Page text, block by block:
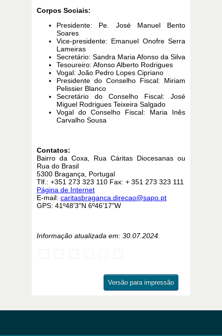
Corpos Sociais:
Presidente: Pe. José Manuel Bento
Soares
Vice-presidente: Emanuel Onofre Serra
Lameiras
Secretário: Sandra Maria Afonso da Silva
Tesoureiro: Afonso Alberto Rodrigues
Vogal: João Pedro Lopes Cipriano
Presidente do Conselho Fiscal: Miriam
Pelissier Blanco
Secretário do Conselho Fiscal: José
Miguel Rodrigues Teixeira Salgado
Vogal do Conselho Fiscal: Maria Inês
Carvalho Sousa
Contatos:
Bairro da Coxa, Rua Cáritas Diocesanas ou
Rua do Brasil
5300 Bragança, Portugal
Tlf.: +351 273 323 110 Fax: + 351 273 323 111
Página de Internet
E-mail: caritasbraganca.direcao@sapo.pt
GPS: 41º48'3"N 6º46'17"W
Informação atualizada em: 30.07.2024.
Versão para impressão